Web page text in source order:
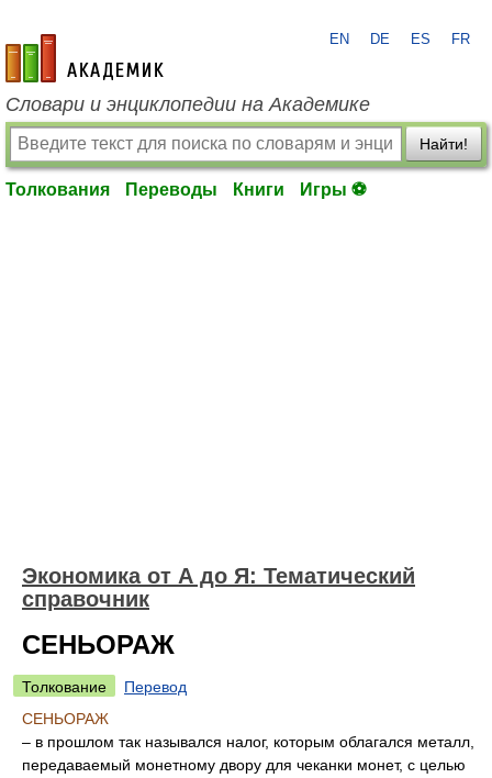
academic.ru
EN DE ES FR
Словари и энциклопедии на Академике
Найти!
Толкования Переводы Книги Игры ⚽
Экономика от А до Я: Тематический
справочник
СЕНЬОРАЖ
Толкование
Перевод
СЕНЬОРАЖ
– в прошлом так назывался налог, которым облагался металл,
передаваемый монетному двору для чеканки монет, с целью